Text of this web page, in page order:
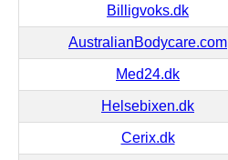
Billigvoks.dk
AustralianBodycare.com
Med24.dk
Helsebixen.dk
Cerix.dk